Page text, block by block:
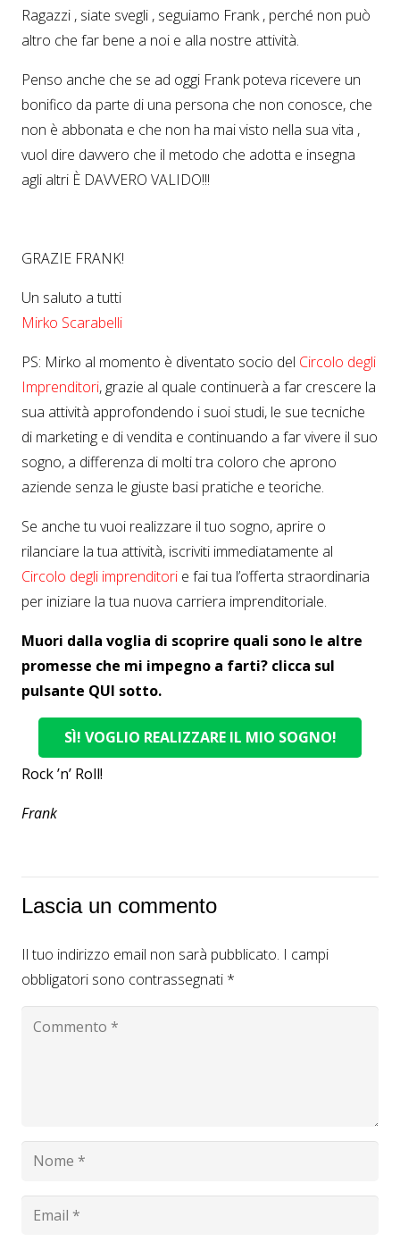
Ragazzi , siate svegli , seguiamo Frank , perché non può
altro che far bene a noi e alla nostre attività.
Penso anche che se ad oggi Frank poteva ricevere un
bonifico da parte di una persona che non conosce, che
non è abbonata e che non ha mai visto nella sua vita ,
vuol dire davvero che il metodo che adotta e insegna
agli altri È DAVVERO VALIDO!!!
GRAZIE FRANK!
Un saluto a tutti
Mirko Scarabelli
PS: Mirko al momento è diventato socio del Circolo degli
Imprenditori, grazie al quale continuerà a far crescere la
sua attività approfondendo i suoi studi, le sue tecniche
di marketing e di vendita e continuando a far vivere il suo
sogno, a differenza di molti tra coloro che aprono
aziende senza le giuste basi pratiche e teoriche.
Se anche tu vuoi realizzare il tuo sogno, aprire o
rilanciare la tua attività, iscriviti immediatamente al
Circolo degli imprenditori e fai tua l’offerta straordinaria
per iniziare la tua nuova carriera imprenditoriale.
Muori dalla voglia di scoprire quali sono le altre
promesse che mi impegno a farti? clicca sul
pulsante QUI sotto.
SÌ! VOGLIO REALIZZARE IL MIO SOGNO!
Rock ’n’ Roll!
Frank
Lascia un commento
Il tuo indirizzo email non sarà pubblicato. I campi
obbligatori sono contrassegnati *